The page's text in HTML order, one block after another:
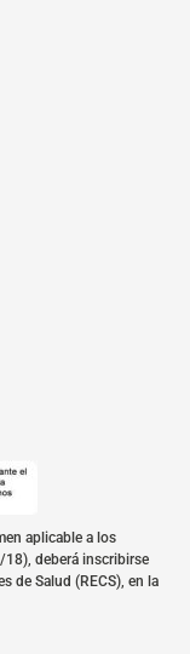
aplicable a los
18), deberá inscribirse
de Salud (RECS), en la